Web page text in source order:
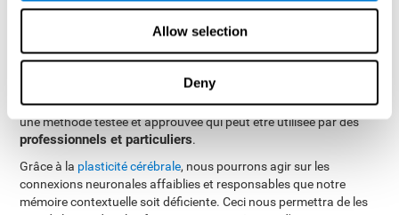
Allow selection
Deny
Bien sûr. Comme toute autre habileté cognitive,
d'entraîner, d'apprendre et d'améliorer la mémoire
contextuelle et CogniFit est là pour vous aider.
L'entraînement cognitif commeméthode palliative pour traiter
les problèmes de mémoire, dont la mémoire contextuelle, est
une méthode testée et approuvée qui peut être utilisée par des
professionnels et particuliers.
Grâce à la plasticité cérébrale, nous pourrons agir sur les
connexions neuronales affaiblies et responsables que notre
mémoire contextuelle soit déficiente. Ceci nous permettra de les